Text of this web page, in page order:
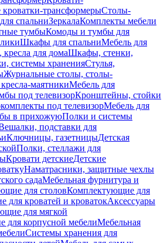
кроватки-трансформерыСтолы-
спальниЗеркалаКомплекты мебели
тумбыКомоды и тумбы для
Шкафы для спальниМебель для
для домаШкафы, стенки,
системы храненияСтулья,
Журнальные столы, столы-
маятникиМебель для
под телевизорКронштейны, стойки
под телевизорМебель для
в прихожуюПолки и системы
подставки для
Ключницы, газетницыДетская
Полки, стеллажи для
Кровати детскиеДетские
Наматрасники, защитные чехлы
садаМебельная фурнитура и
для столовКомплектующие для
для кроватей и кроватокАксессуары
для мягкой
для корпусной мебелиМебельная
Системы хранения для